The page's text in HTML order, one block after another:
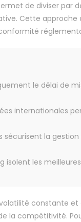
de diviser par
Cette
le délai de
internationales
sécurisent la
isolent les
constante
compétitivité.